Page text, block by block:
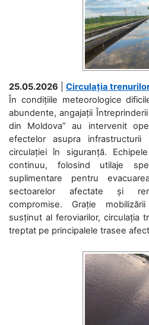
25.05.2026
Circulația
În condițiile meteorologice
abundente, angajații
din Moldova” au intervenit
efectelor asupra infrastructurii
circulației în siguranță.
continuu, folosind utilaje
suplimentare pentru
sectoarelor afectate și
compromise. Grație
susținut al feroviarilor, circulația
treptat pe principalele trasee